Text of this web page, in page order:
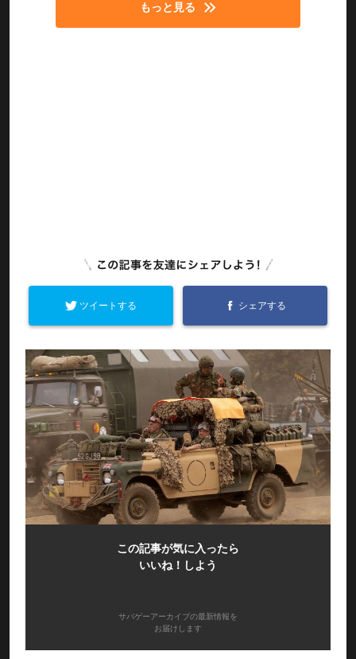
もっと見る
ツイートする シェアする
この記事が気に入ったら
いいね！しよう
サバゲーアーカイブの最新情報を
お届けします